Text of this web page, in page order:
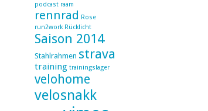
podcast raam
rennrad Rose
run2work Rücklicht
Saison 2014
Stahlrahmen strava
training trainingslager
velohome
velosnakk